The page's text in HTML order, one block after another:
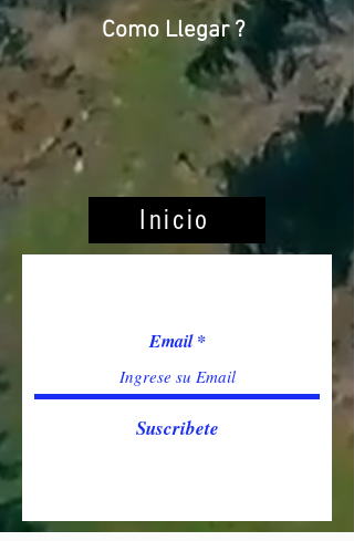
Como Llegar ?
Inicio
Email
Suscribete